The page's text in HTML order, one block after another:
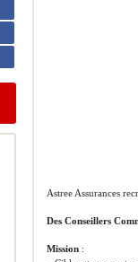
Astree Assurances
Des Conseillers
Mission :